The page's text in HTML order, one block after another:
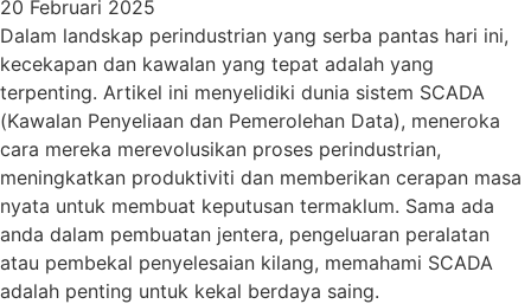
20 Februari 2025
Dalam landskap perindustrian yang serba pantas hari ini,
kecekapan dan kawalan yang tepat adalah yang
terpenting. Artikel ini menyelidiki dunia sistem SCADA
(Kawalan Penyeliaan dan Pemerolehan Data), meneroka
cara mereka merevolusikan proses perindustrian,
meningkatkan produktiviti dan memberikan cerapan masa
nyata untuk membuat keputusan termaklum. Sama ada
anda dalam pembuatan jentera, pengeluaran peralatan
atau pembekal penyelesaian kilang, memahami SCADA
adalah penting untuk kekal berdaya saing.